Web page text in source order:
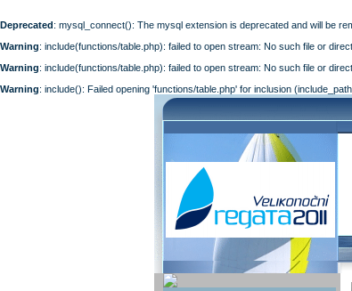
Deprecated: mysql_connect(): The mysql extension is deprecated and will be
Warning: include(functions/table.php): failed to open stream: No such file or
Warning: include(functions/table.php): failed to open stream: No such file or
Warning: include(): Failed opening 'functions/table.php' for inclusion